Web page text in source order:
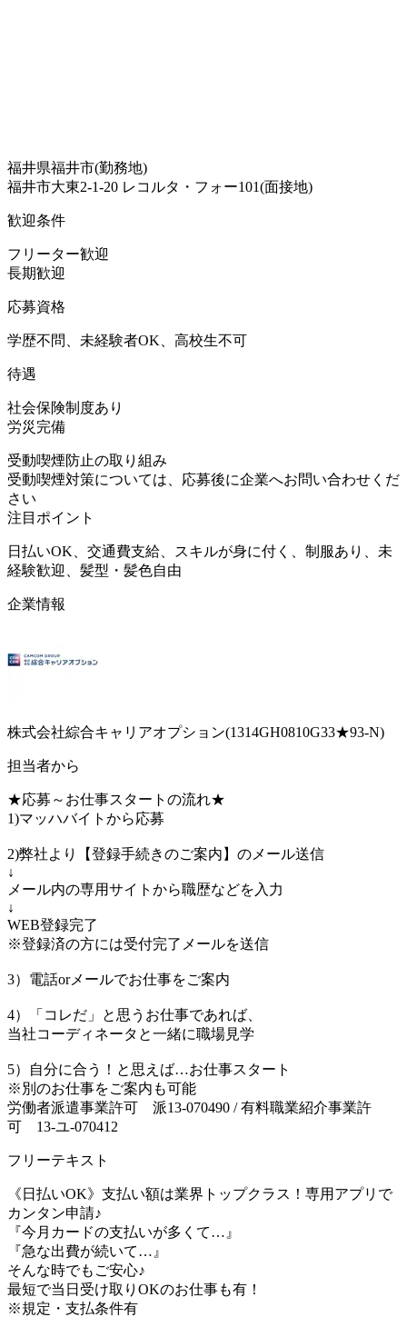
福井県福井市(勤務地)
福井市大東2-1-20 レコルタ・フォー101(面接地)
歓迎条件
フリーター歓迎
長期歓迎
応募資格
学歴不問、未経験者OK、高校生不可
待遇
社会保険制度あり
労災完備
受動喫煙防止の取り組み
受動喫煙対策については、応募後に企業へお問い合わせくだ
さい
注目ポイント
日払いOK、交通費支給、スキルが身に付く、制服あり、未
経験歓迎、髪型・髪色自由
企業情報
株式会社綜合キャリアオプション(1314GH0810G33★93-N)
担当者から
★応募～お仕事スタートの流れ★
1)マッハバイトから応募
2)弊社より【登録手続きのご案内】のメール送信
↓
メール内の専用サイトから職歴などを入力
↓
WEB登録完了
※登録済の方には受付完了メールを送信
3）電話orメールでお仕事をご案内
4）「コレだ」と思うお仕事であれば、
当社コーディネータと一緒に職場見学
5）自分に合う！と思えば…お仕事スタート
※別のお仕事をご案内も可能
労働者派遣事業許可 派13-070490 / 有料職業紹介事業許
可 13-ユ-070412
フリーテキスト
《日払いOK》支払い額は業界トップクラス！専用アプリで
カンタン申請♪
『今月カードの支払いが多くて…』
『急な出費が続いて…』
そんな時でもご安心♪
最短で当日受け取りOKのお仕事も有！
※規定・支払条件有